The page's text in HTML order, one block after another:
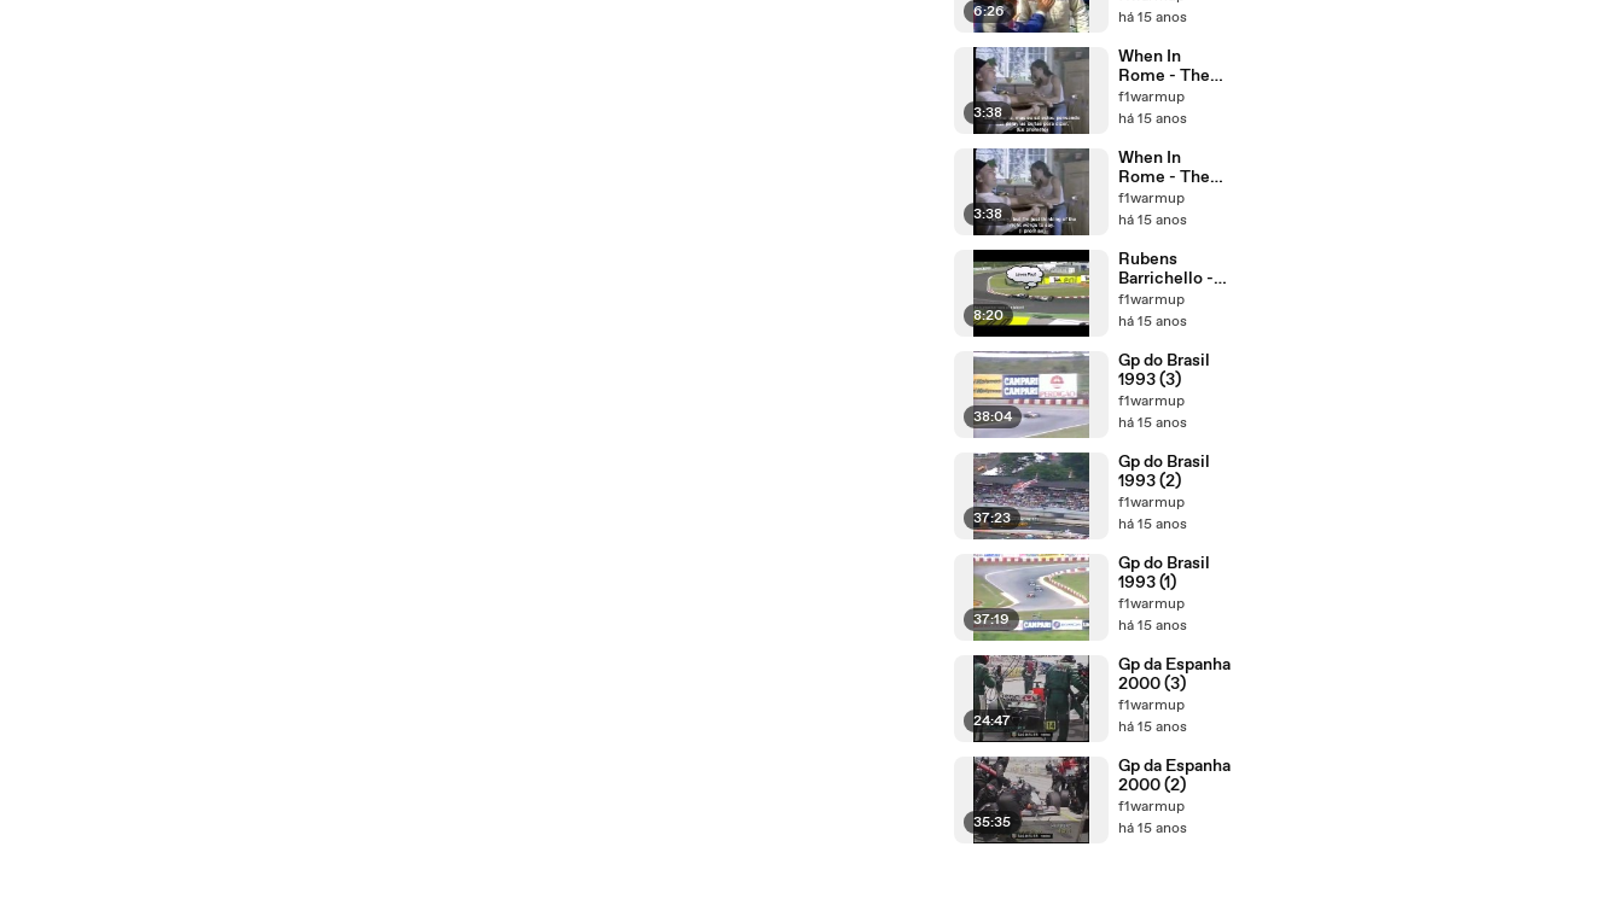
6:26
há 15 anos
3:38
When In
Rome - The
Promisse -
Traduzido
Br)
f1warmup
há 15 anos
3:38
When In
Rome - The
Promisse
f1warmup
há 15 anos
8:20
Rubens
Barrichello -
Ultrapassagen
s
f1warmup
há 15 anos
38:04
Gp do Brasil
1993 (3)
f1warmup
há 15 anos
37:23
Gp do Brasil
1993 (2)
f1warmup
há 15 anos
37:19
Gp do Brasil
1993 (1)
f1warmup
há 15 anos
24:47
Gp da Espanha
2000 (3)
f1warmup
há 15 anos
35:35
Gp da Espanha
2000 (2)
f1warmup
há 15 anos